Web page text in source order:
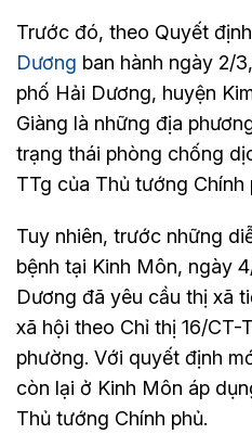
Trước đó, theo Quyết
Dương ban hành ngày 2/
phố Hải Dương, huyện
Giàng là những địa
trạng thái phòng chống
TTg của Thủ tướng Chính
Tuy nhiên, trước những
bệnh tại Kinh Môn, ngày
Dương đã yêu cầu thị xã
xã hội theo Chỉ thị 16/CT-
phường. Với quyết định
còn lại ở Kinh Môn áp
Thủ tướng Chính phủ.